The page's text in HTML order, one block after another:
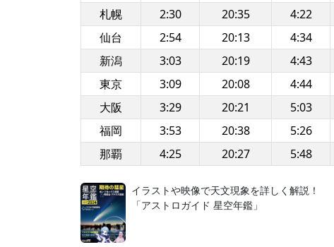
札幌
2:30 20:35 4:22
仙台
2:54 20:13 4:34
新潟
3:03 20:19 4:43
東京
3:09 20:08 4:44
大阪
3:29 20:21 5:03
福岡
3:53 20:38 5:26
那覇
4:25 20:27 5:48
イラストや映像で天文現象を詳しく解説！
「アストロガイド 星空年鑑」